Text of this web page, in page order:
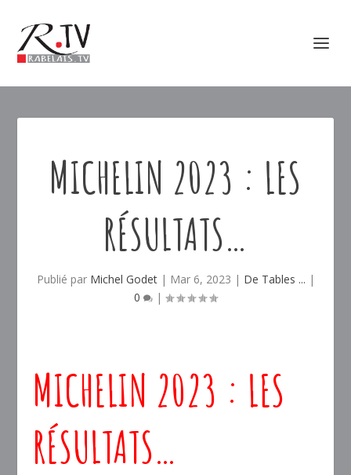
MICHELIN 2023 : LES
RÉSULTATS…
Publié par Michel Godet| Mar 6, 2023 | De Tables ... |
0
|
MICHELIN 2023 : LES
RÉSULTATS…